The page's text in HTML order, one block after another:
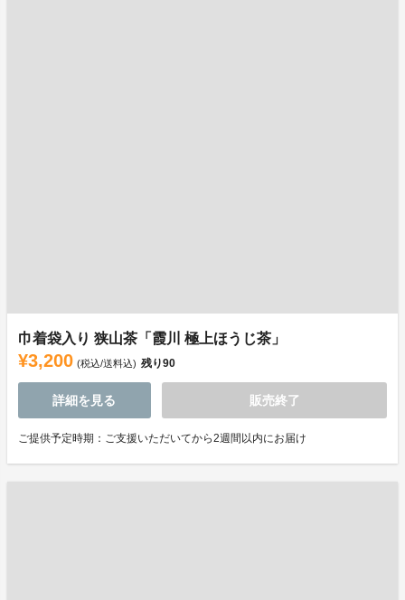
巾着袋入り 狭山茶「霞川 極上ほうじ茶」
¥3,200 (税込/送料込) 残り90
詳細を見る 販売終了
ご提供予定時期：ご支援いただいてから2週間以内にお届け